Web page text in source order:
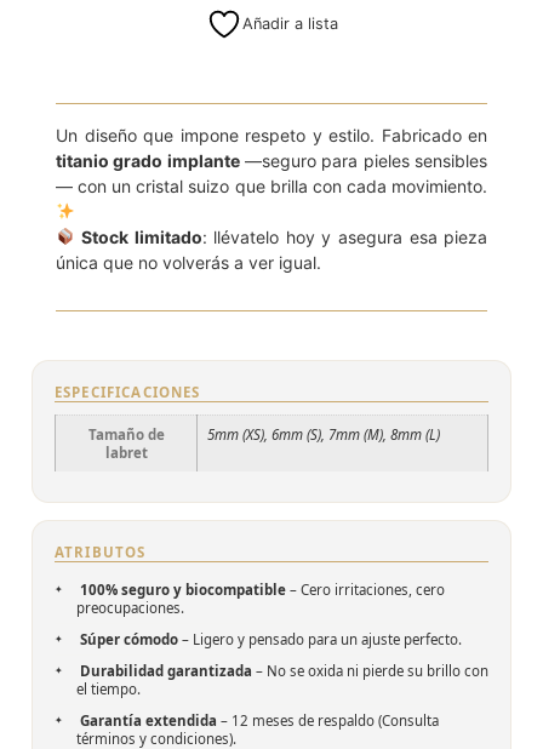
Añadir a lista
Un diseño que impone respeto y estilo. Fabricado en
titanio grado implante—seguro para pieles sensibles
— con un cristal suizo que brilla con cada movimiento.
Stock limitado: llévatelo hoy y asegura esa pieza
única que no volverás a ver igual.
ESPECIFICACIONES
Tamaño de
labret
5mm (XS), 6mm (S), 7mm (M), 8mm (L)
ATRIBUTOS
100% seguro y biocompatible – Cero irritaciones, cero
preocupaciones.
Súper cómodo – Ligero y pensado para un ajuste perfecto.
Durabilidad garantizada – No se oxida ni pierde su brillo con
el tiempo.
Garantía extendida – 12 meses de respaldo (Consulta
términos y condiciones).